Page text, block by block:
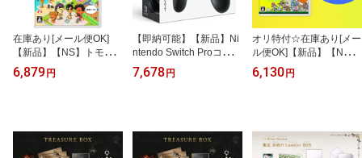
在庫あり[メール便OK]
【新品】【NS】トモダ
チコレクション わくわく
生活
6,879 円
【即納可能】【新品】Ni
ntendo Switch Proコント
ローラー
7,678 円
オリ特付☆在庫あり[メー
ル便OK]【新品】【NS】
リズム天国 ミラクルスタ
ーズ★浅草マッハオリジ
6,130 円